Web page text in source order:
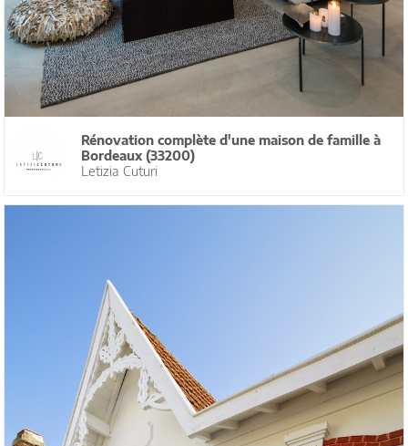
Rénovation complète d'une maison de famille à
Bordeaux (33200)
Letizia Cuturi